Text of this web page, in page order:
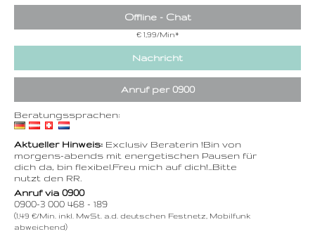
Offline - Chat
€ 1,99/Min*
Nachricht
Anruf per 0900
Beratungssprachen:
Aktueller Hinweis: Exclusiv Beraterin !Bin von
morgens-abends mit energetischen Pausen für
dich da, bin flexibel.Freu mich auf dich!...Bitte
nutzt den RR.
Anruf via 0900
0900-3 000 468 - 189
(1,49 €/Min. inkl. MwSt. a.d. deutschen Festnetz, Mobilfunk
abweichend)